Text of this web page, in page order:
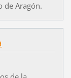
de Aragón.